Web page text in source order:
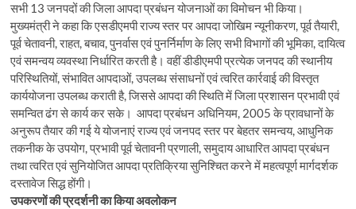
सभी 13 जनपदों की जिला आपदा प्रबंधन योजनाओं का विमोचन भी किया।
मुख्यमंत्री ने कहा कि एसडीएमपी राज्य स्तर पर आपदा जोखिम न्यूनीकरण, पूर्व तैयारी,
पूर्व चेतावनी, राहत, बचाव, पुनर्वास एवं पुनर्निर्माण के लिए सभी विभागों की भूमिका, दायित्व
एवं समन्वय व्यवस्था निर्धारित करती है। वहीं डीडीएमपी प्रत्येक जनपद की स्थानीय
परिस्थितियों, संभावित आपदाओं, उपलब्ध संसाधनों एवं त्वरित कार्रवाई की विस्तृत
कार्ययोजना उपलब्ध कराती है, जिससे आपदा की स्थिति में जिला प्रशासन प्रभावी एवं
समन्वित ढंग से कार्य कर सके। आपदा प्रबंधन अधिनियम, 2005 के प्रावधानों के
अनुरूप तैयार की गई ये योजनाएं राज्य एवं जनपद स्तर पर बेहतर समन्वय, आधुनिक
तकनीक के उपयोग, प्रभावी पूर्व चेतावनी प्रणाली, समुदाय आधारित आपदा प्रबंधन
तथा त्वरित एवं सुनियोजित आपदा प्रतिक्रिया सुनिश्चित करने में महत्वपूर्ण मार्गदर्शक
दस्तावेज सिद्ध होंगी।
उपकरणों की प्रदर्शनी का किया अवलोकन